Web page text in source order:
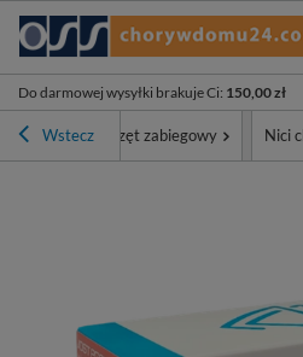
Do darmowej wysyłki brakuje Ci: 150,00 zł
Wstecz Sprzęt zabiegowy Nici